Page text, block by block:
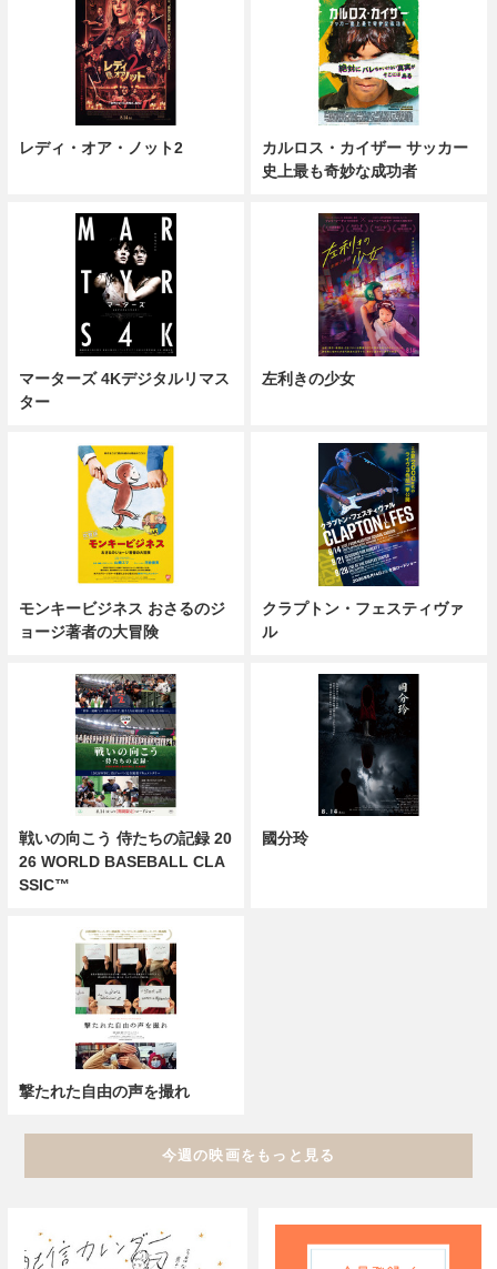
レディ・オア・ノット2
カルロス・カイザー サッカー
史上最も奇妙な成功者
マーターズ 4Kデジタルリマス
ター
左利きの少女
モンキービジネス おさるのジ
ョージ著者の大冒険
クラプトン・フェスティヴァ
ル
戦いの向こう 侍たちの記録 20
26 WORLD BASEBALL CLA
SSIC™
國分玲
撃たれた自由の声を撮れ
今週の映画をもっと見る